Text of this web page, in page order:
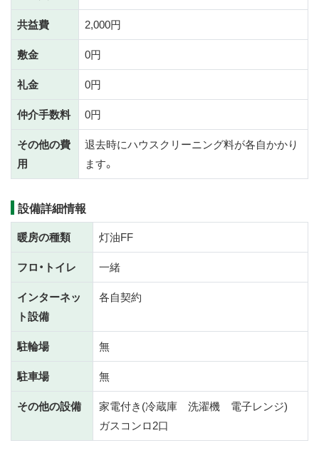
共益費
2,000円
敷金
0円
礼金
0円
仲介手数料
0円
その他の費
用
退去時にハウスクリーニング料が各自かかり
ます。
設備詳細情報
暖房の種類
灯油FF
フロ・トイレ
一緒
インターネッ
ト設備
各自契約
駐輪場
無
駐車場
無
その他の設備
家電付き(冷蔵庫 洗濯機 電子レンジ)
ガスコンロ2口